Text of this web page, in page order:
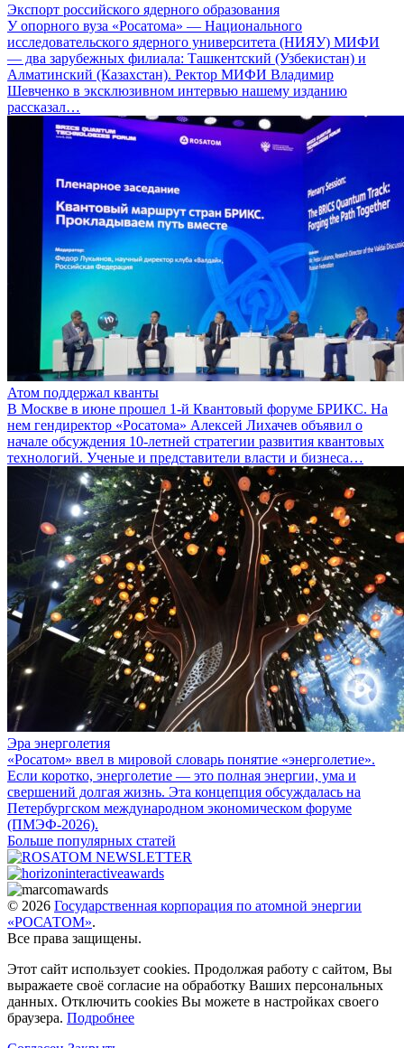
Экспорт российского ядерного образования
У опорного вуза «Росатома» — Национального
исследовательского ядерного университета (НИЯУ) МИФИ
— два зарубежных филиала: Ташкентский (Узбекистан) и
Алматинский (Казахстан). Ректор МИФИ Владимир
Шевченко в эксклюзивном интервью нашему изданию
рассказал…
Атом поддержал кванты
В Москве в июне прошел 1-й Квантовый форуме БРИКС. На
нем гендиректор «Росатома» Алексей Лихачев объявил о
начале обсуждения 10-летней стратегии развития квантовых
технологий. Ученые и представители власти и бизнеса…
Эра энерголетия
«Росатом» ввел в мировой словарь понятие «энерголетие».
Если коротко, энерголетие — это полная энергии, ума и
свершений долгая жизнь. Эта концепция обсуждалась на
Петербургском международном экономическом форуме
(ПМЭФ-2026).
Больше популярных статей
© 2026 Государственная корпорация по атомной энергии
«РОСАТОМ».
Все права защищены.
Этот сайт использует cookies. Продолжая работу с сайтом, Вы
выражаете своё согласие на обработку Ваших персональных
данных. Отключить cookies Вы можете в настройках своего
браузера. Подробнее